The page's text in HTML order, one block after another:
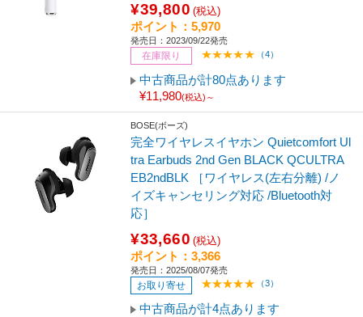
¥39,800 (税込)
ポイント：5,970
発売日：2023/09/22発売
在庫限り （4）
中古商品が計80点あります
¥11,980(税込)～
BOSE(ボーズ)
完全ワイヤレスイヤホン Quietcomfort Ul
tra Earbuds 2nd Gen BLACK QCULTRA
EB2ndBLK ［ワイヤレス(左右分離) /ノ
イズキャンセリング対応 /Bluetooth対
応］
¥33,660 (税込)
ポイント：3,366
発売日：2025/08/07発売
お取り寄せ （3）
中古商品が計4点あります